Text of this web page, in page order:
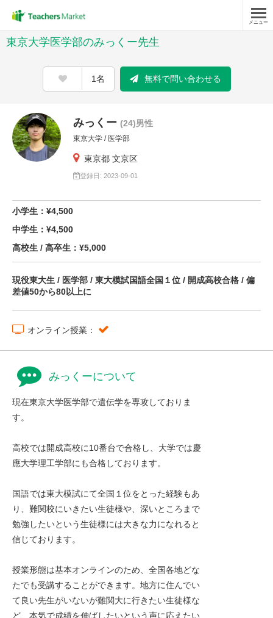
メニュー
東京大学医学部のみっくー先生
1名 無料で問い合わせる
みっくー (24)男性
東京大学 / 医学部
東京都 文京区
登録日: 2023-09-01
小学生：¥4,500
中学生：¥4,500
高校生 / 高卒生：¥5,000
現役東大生 / 医学部 / 東大模試国語全国１位 / 開成高校合格 / 偏
差値50から80以上に
オンライン授業：
みっくーについて
現在東京大学医学部で遺伝学を専攻しておりま
す。
高校では開成高校に10番台で合格し、大学では慶
應大学理工学部にも合格しております。
国語では東大模試にて全国１位をとった経験もあ
り、難関校にいきたい生徒様や、深いところまで
勉強したいという生徒様には大きな力になれると
信じております。
授業形態は基本オンラインのため、全国各地どな
たでも受講することができます。地方に住んでい
て良い先生がいないが難関大に行きたい生徒様な
ど、本気で成績を伸ばしたいという声に応えたい